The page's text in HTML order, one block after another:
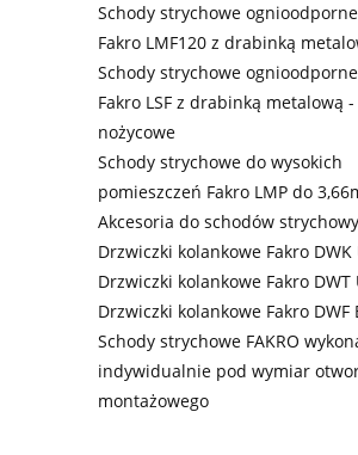
Schody strychowe
Fakro LMF120 z drabinką
Schody strychowe
Fakro LSF z drabinką metalową -
nożycowe
Schody strychowe do wysokich
pomieszczeń Fakro LMP do
Akcesoria do schodów
Drzwiczki kolankowe Fakro DWK
Drzwiczki kolankowe Fakro DWT
Drzwiczki kolankowe Fakro DWF
Schody strychowe FAKRO
indywidualnie pod wymiar
montażowego